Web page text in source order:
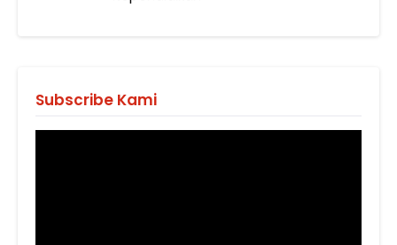
Subscribe Kami